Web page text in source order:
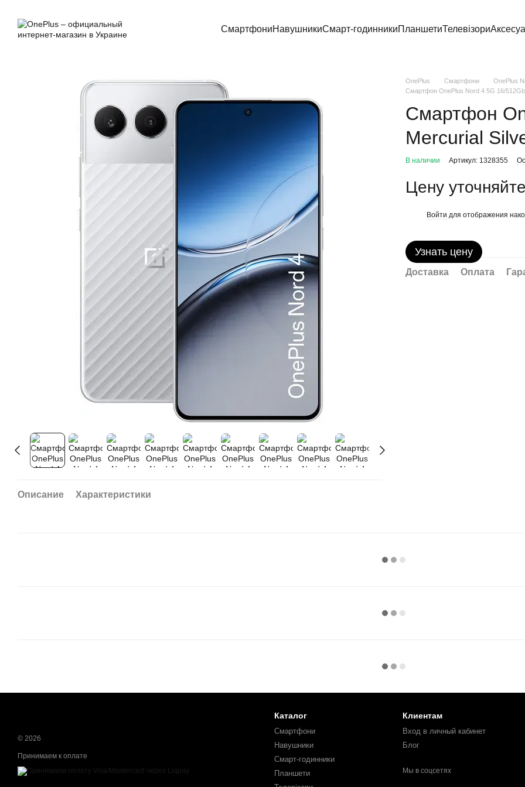
СмартфониНавушникиСмарт-годинникиПланшетиТелевізори
Описание Характеристики
OnePlus Смартфони OnePlus
Смартфон OnePlus Nord 4 5G 16/
Смартфон
Mercurial
В наличии Артикул: 1328355
Цену уточняйте
Войти для отображения
Узнать цену
Доставка Оплата
© 2026
Принимаем к оплате
Каталог
Смартфони
Навушники
Смарт-годинники
Планшети
Клиентам
Вход в личный кабинет
Блог
Мы в соцсетях